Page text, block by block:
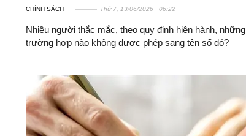
CHÍNH SÁCH Thứ 7, 13/06/2026 | 06:22
Nhiều người thắc mắc, theo quy định hiện hành, những
trường hợp nào không được phép sang tên sổ đỏ?